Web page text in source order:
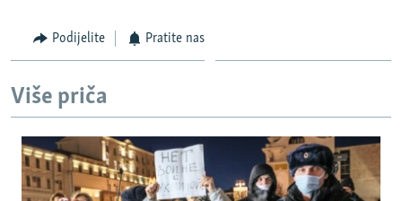
Podijelite Pratite nas
Više priča